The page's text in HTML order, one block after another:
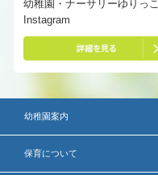
幼稚園・ナーサリーゆりっこ
Instagram
幼稚園案内
保育について